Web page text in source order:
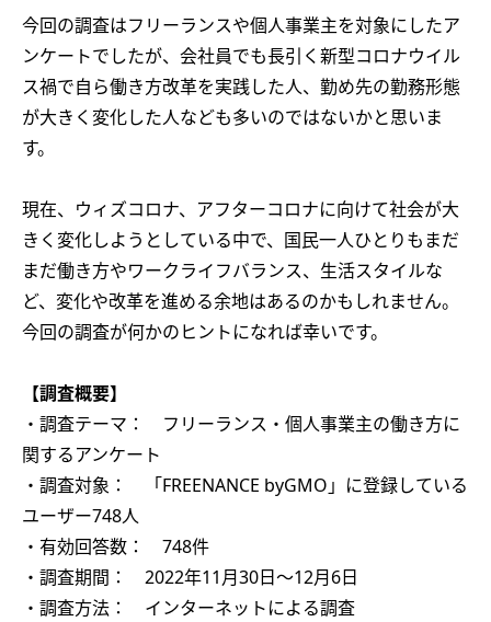
今回の調査はフリーランスや個人事業主を対象にしたア
ンケートでしたが、会社員でも長引く新型コロナウイル
ス禍で自ら働き方改革を実践した人、勤め先の勤務形態
が大きく変化した人なども多いのではないかと思いま
す。
現在、ウィズコロナ、アフターコロナに向けて社会が大
きく変化しようとしている中で、国民一人ひとりもまだ
まだ働き方やワークライフバランス、生活スタイルな
ど、変化や改革を進める余地はあるのかもしれません。
今回の調査が何かのヒントになれば幸いです。
【調査概要】
・調査テーマ： フリーランス・個人事業主の働き方に
関するアンケート
・調査対象： 「FREENANCE byGMO」に登録している
ユーザー748人
・有効回答数： 748件
・調査期間： 2022年11月30日～12月6日
・調査方法： インターネットによる調査